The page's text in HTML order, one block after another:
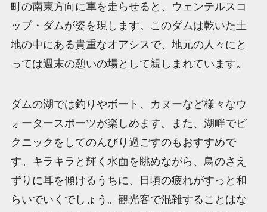
町の南東方向に車を走らせると、ウェンテルスコ
ップ・ダムが姿を現します。このダムは乾いた土
地の中にある貴重なオアシスで、地元の人々にと
っては週末の憩いの場として親しまれています。
ダムの湖では釣りやボート、カヌーなど様々なウ
ォータースポーツが楽しめます。また、湖畔でピ
クニックをしてのんびり過ごすのもおすすめで
す。キラキラと輝く水面を眺めながら、鳥のさえ
ずりに耳を傾けるうちに、日頃の疲れがすっと和
らいでいくでしょう。観光客で混雑することはな